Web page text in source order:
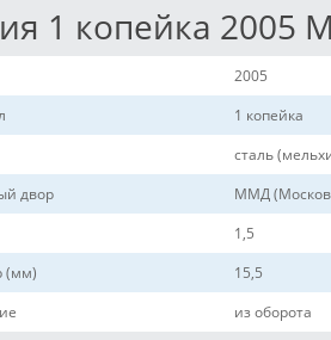
1 копейка 2005
2005
1 копейка
сталь
двор
ММД
1,5
(мм)
15,5
из оборота